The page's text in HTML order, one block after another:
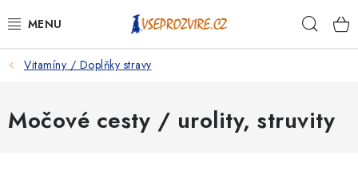
na
PSI
KOČKY
Vitamíny / Doplňky stravy
Močové cesty / urolity, struvity